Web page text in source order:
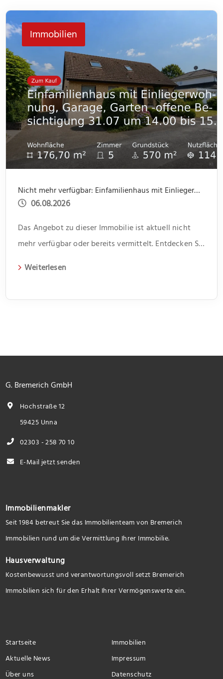
[…] Immobilien
Nicht mehr verfügbar: Einfamilienhaus mit Einliegerwohnung, Garage, Garten -offene Besichtigung 31.07 um 14.00 bis 15.30
06.08.2026
Das Angebot zu dieser Immobilie ist aktuell nicht
mehr verfügbar oder bereits vermittelt. Entdecken Sie
Weiterlesen
G. Bremerich GmbH
Hochstraße 12
59425 Unna
02303 - 258 70 10
E-Mail jetzt senden
Immobilienmakler
Seit 1984 betreut Sie das Immobilienteam von Bremerich
Immobilien rund um die Vermittlung Ihrer Immobilie.
Hausverwaltung
Kostenbewusst und verantwortungsvoll setzt Bremerich
Immobilien sich für den Erhalt Ihrer Vermögenswerte ein.
Startseite
Immobilien
Aktuelle News
Impressum
Über uns
Datenschutz